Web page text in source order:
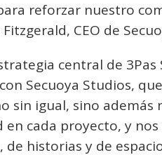
reforzar nuestro
CEO de
central de
Secuoya Studios,
sin igual, sino
cada proyecto, y
historias y de